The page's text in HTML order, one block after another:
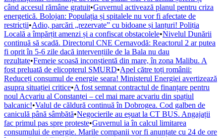
când accesul rămâne gratuit•Guvernul activează planul pentru criza
energetică. Bolojan: Populația și spitalele nu vor fi afectate de
restricții•Adio, parcări „rezervate” cu bidoane și lanțuri! Poliția
Locală a împărțit amenzi și a confiscat obstacolele•Nivelul Dunării
continuă să scadă. Directorul CNE Cernavodă: Reactorul 2 ar putea
fi oprit în 5-6 zile dacă intervențiile de la Bala nu dau
rezultate•Femeie scoasă inconștientă din mare, în zona Malibu. A
fost preluată de elicopterul SMURD•Apel către toți românii:
Reduceți consumul de energie seara! Ministerul Energiei avertizează
asupra situației critice•A fost semnat contractul de finanțare pentru
noul Acvariu al Constanței – cel mai mare acvariu din spațiul
balcanic!•Valul de căldură continuă în Dobrogea. Cod galben de
caniculă până sâmbătă•Negocierile au eșuat la CT BUS. Angajații
fac primul pas spre proteste•Guvernul ia în calcul limitarea
consumului de energie. Marile companii vor fi anunțate cu 24 de ore